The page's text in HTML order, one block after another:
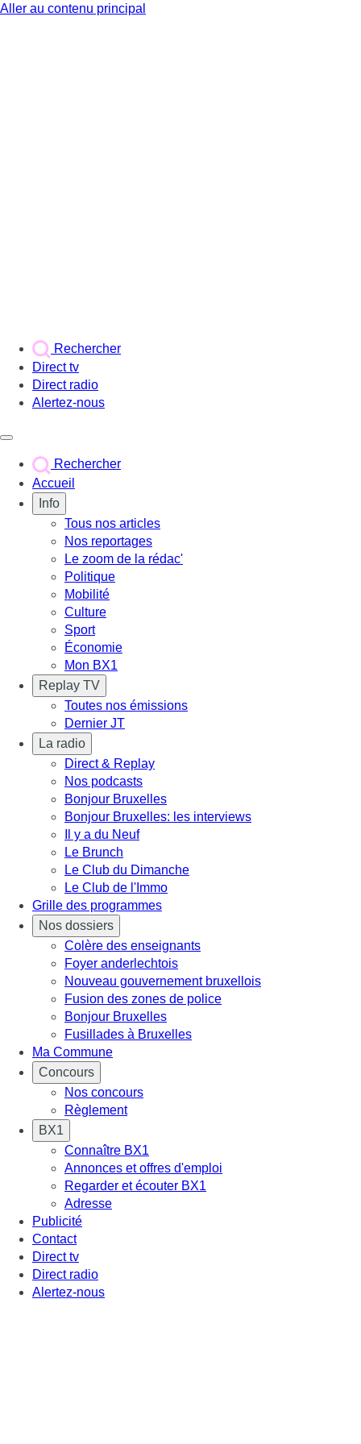
Aller au contenu principal
Rechercher
Direct tv
Direct radio
Alertez-nous
Rechercher
Accueil
Info
Tous nos articles
Nos reportages
Le zoom de la rédac'
Politique
Mobilité
Culture
Sport
Économie
Mon BX1
Replay TV
Toutes nos émissions
Dernier JT
La radio
Direct & Replay
Nos podcasts
Bonjour Bruxelles
Bonjour Bruxelles: les interviews
Il y a du Neuf
Le Brunch
Le Club du Dimanche
Le Club de l'Immo
Grille des programmes
Nos dossiers
Colère des enseignants
Foyer anderlechtois
Nouveau gouvernement bruxellois
Fusion des zones de police
Bonjour Bruxelles
Fusillades à Bruxelles
Ma Commune
Concours
Nos concours
Règlement
BX1
Connaître BX1
Annonces et offres d'emploi
Regarder et écouter BX1
Adresse
Publicité
Contact
Direct tv
Direct radio
Alertez-nous